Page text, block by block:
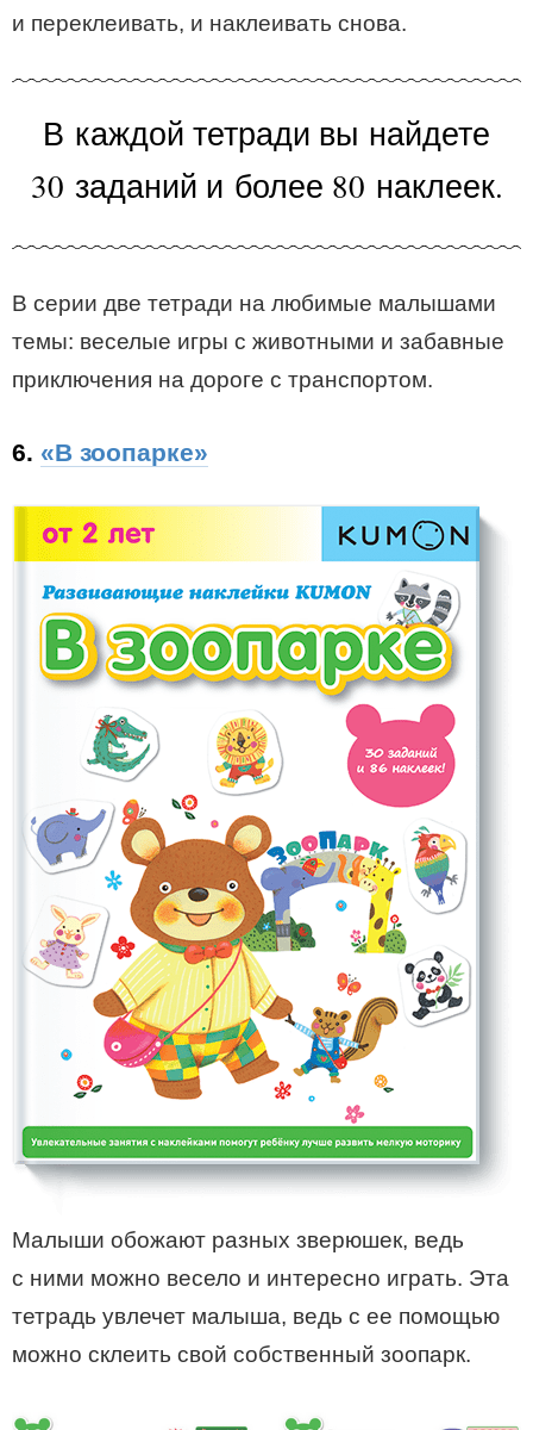
и переклеивать, и наклеивать снова.
В каждой тетради вы найдете
30 заданий и более 80 наклеек.
В серии две тетради на любимые малышами
темы: веселые игры с животными и забавные
приключения на дороге с транспортом.
6. «В зоопарке»
Малыши обожают разных зверюшек, ведь
с ними можно весело и интересно играть. Эта
тетрадь увлечет малыша, ведь с ее помощью
можно склеить свой собственный зоопарк.